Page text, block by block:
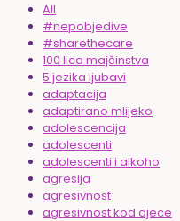
All
#nepobjedive
#sharethecare
100 lica majčinstva
5 jezika ljubavi
adaptacija
adaptirano mlijeko
adolescencija
adolescenti
adolescenti i alkoho
agresija
agresivnost
agresivnost kod djece